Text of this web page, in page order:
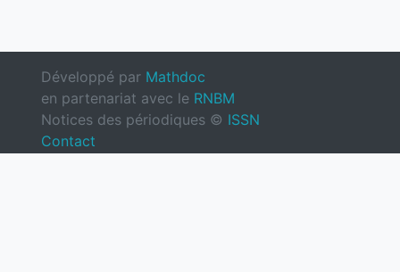
Développé par Mathdoc
en partenariat avec le RNBM
Notices des périodiques © ISSN
Contact